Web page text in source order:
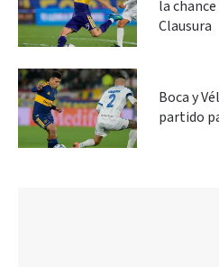
la
Clausura
Boca y
partido